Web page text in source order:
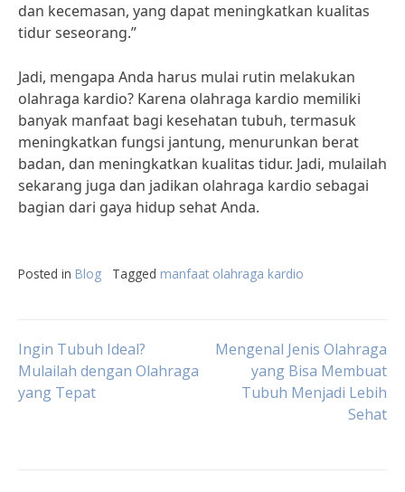
dan kecemasan, yang dapat meningkatkan kualitas
tidur seseorang.”
Jadi, mengapa Anda harus mulai rutin melakukan
olahraga kardio? Karena olahraga kardio memiliki
banyak manfaat bagi kesehatan tubuh, termasuk
meningkatkan fungsi jantung, menurunkan berat
badan, dan meningkatkan kualitas tidur. Jadi, mulailah
sekarang juga dan jadikan olahraga kardio sebagai
bagian dari gaya hidup sehat Anda.
Posted in Blog Tagged manfaat olahraga kardio
Post
navigation
Ingin Tubuh Ideal?
Mulailah dengan Olahraga
yang Tepat
Mengenal Jenis Olahraga
yang Bisa Membuat
Tubuh Menjadi Lebih
Sehat